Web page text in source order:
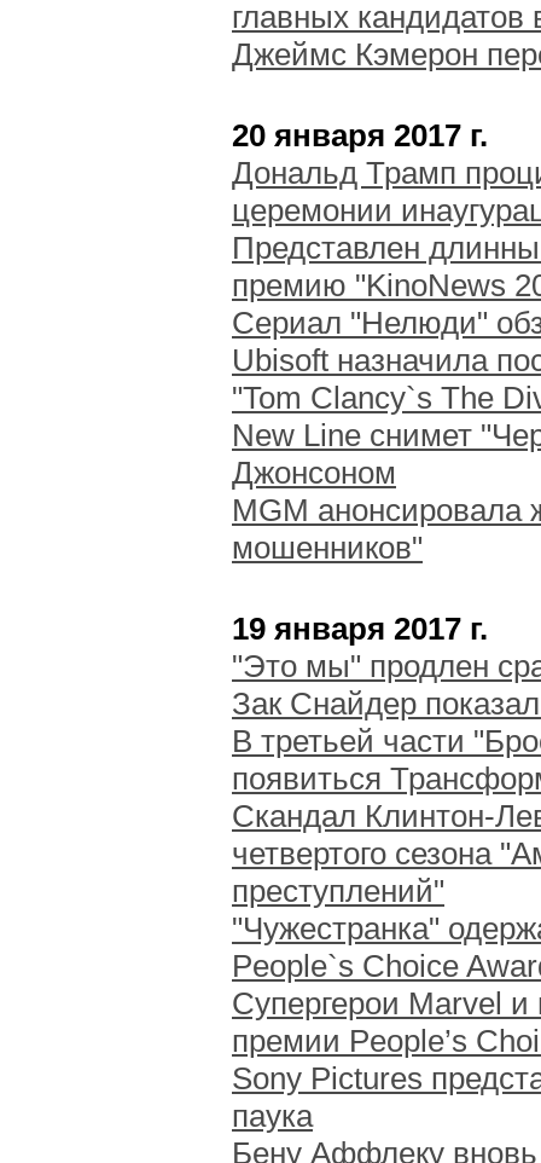
главных
Джеймс Кэмерон
20 января 2017 г.
Дональд Трамп
церемонии
Представлен
премию "KinoNews
Сериал "Нелюди"
Ubisoft назначила
"Tom Clancy`s The
New Line снимет
Джонсоном
MGM анонсировала
мошенников"
19 января 2017 г.
"Это мы" продлен
Зак Снайдер
В третьей части
появиться
Скандал Клинтон-
четвертого сезона
преступлений"
"Чужестранка"
People`s Choice
Супергерои Marvel
премии People’s
Sony Pictures
паука
Бену Аффлеку вновь